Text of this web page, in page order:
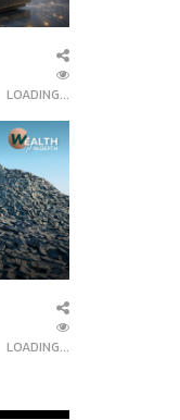
LOADING...
LOADING...